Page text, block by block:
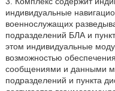
индивидуальные
военнослужащих
подразделений БЛА и
этом индивидуальные
возможностью
сообщениями и данными
подразделений и пункта